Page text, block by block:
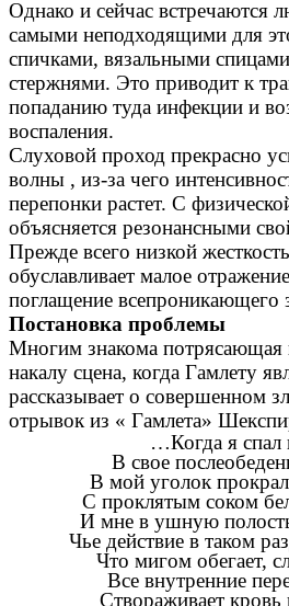
Однако и сейчас встречаются
самыми неподходящими для
спичками, вязальными
стержнями. Это приводит к
попаданию туда инфекции и
воспаления.
Слуховой проход прекрасно
волны , из-за чего
перепонки растет. С
объясняется резонансными
Прежде всего низкой
обуславливает малое
поглащение всепроникающего
Постановка проблемы
Многим знакома
накалу сцена, когда Гамлету
рассказывает о совершенном
отрывок из « Гамлета»
…Когда я спал
В свое
В мой уголок
С проклятым соком
И мне в ушную
Чье действие в таком
Что мигом обегает,
Все внутренние
Створаживает кровь